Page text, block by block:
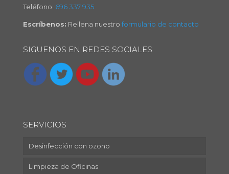
Teléfono: 696 337 935
Escríbenos: Rellena nuestro formulario de contacto
SIGUENOS EN REDES SOCIALES
SERVICIOS
Desinfección con ozono
Limpieza de Oficinas